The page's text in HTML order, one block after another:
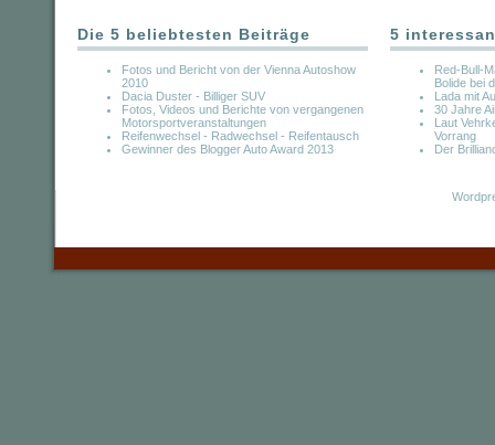
Die 5 beliebtesten Beiträge
Fotos und Bericht von der Vienna Autoshow
2010
Dacia Duster - Billiger SUV
Fotos, Videos und Berichte von vergangenen
Motorsportveranstaltungen
Reifenwechsel - Radwechsel - Reifentausch
Gewinner des Blogger Auto Award 2013
5
Red-Bull-
Bolide bei
Lada mit
30 Jahre
Laut
Vorrang
Der